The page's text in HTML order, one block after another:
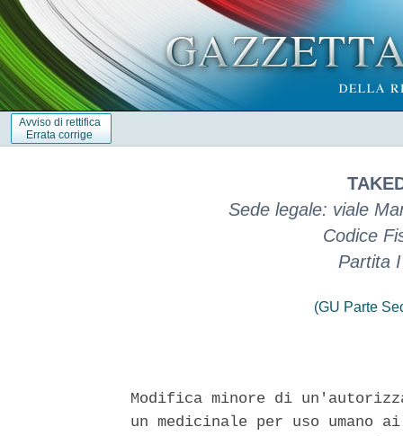
Avviso di rettifica
Errata corrige
Sede legale: viale
Codice
Partita
(GU Parte
Modifica minore di
un medicinale per uso umano